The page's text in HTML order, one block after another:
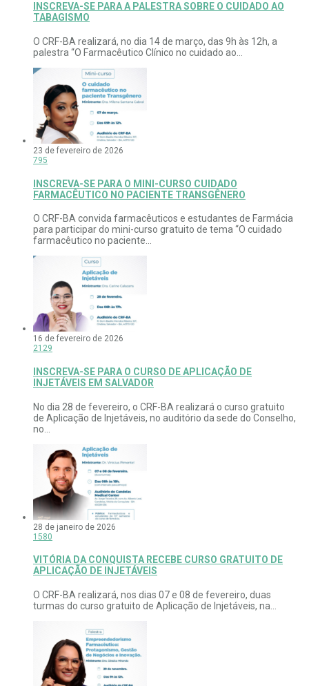
INSCREVA-SE PARA A PALESTRA SOBRE O CUIDADO AO
TABAGISMO
O CRF-BA realizará, no dia 14 de março, das 9h às 12h, a
palestra “O Farmacêutico Clínico no cuidado ao...
23 de fevereiro de 2026
795
INSCREVA-SE PARA O MINI-CURSO CUIDADO
FARMACÊUTICO NO PACIENTE TRANSGÊNERO
O CRF-BA convida farmacêuticos e estudantes de Farmácia
para participar do mini-curso gratuito de tema “O cuidado
farmacêutico no paciente...
16 de fevereiro de 2026
2129
INSCREVA-SE PARA O CURSO DE APLICAÇÃO DE
INJETÁVEIS EM SALVADOR
No dia 28 de fevereiro, o CRF-BA realizará o curso gratuito
de Aplicação de Injetáveis, no auditório da sede do Conselho,
no...
28 de janeiro de 2026
1580
VITÓRIA DA CONQUISTA RECEBE CURSO GRATUITO DE
APLICAÇÃO DE INJETÁVEIS
O CRF-BA realizará, nos dias 07 e 08 de fevereiro, duas
turmas do curso gratuito de Aplicação de Injetáveis, na...